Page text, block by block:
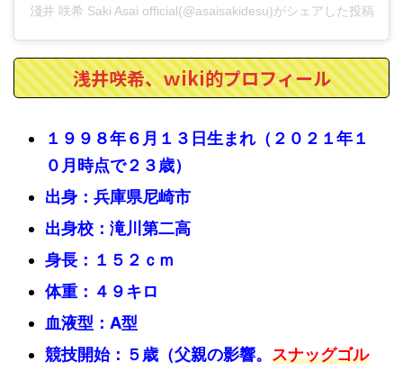
淺井 咲希 Saki Asai official(@asaisakidesu)がシェアした投稿
浅井咲希、ｗiki的プロフィール
１９９８年６月１３日生まれ（２０２１年１
０月時点で２３歳）
出身：兵庫県尼崎市
出身校：滝川第二高
身長：１５２ｃｍ
体重：４９キロ
血液型：A型
競技開始：５歳（父親の影響。 スナッグゴル